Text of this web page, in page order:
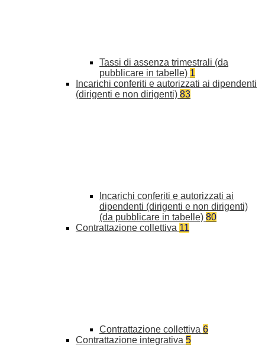
Tassi di assenza trimestrali (da
pubblicare in tabelle) 1
Incarichi conferiti e autorizzati ai dipendenti
(dirigenti e non dirigenti) 83
Incarichi conferiti e autorizzati ai
dipendenti (dirigenti e non dirigenti)
(da pubblicare in tabelle) 80
Contrattazione collettiva 11
Contrattazione collettiva 6
Contrattazione integrativa 5